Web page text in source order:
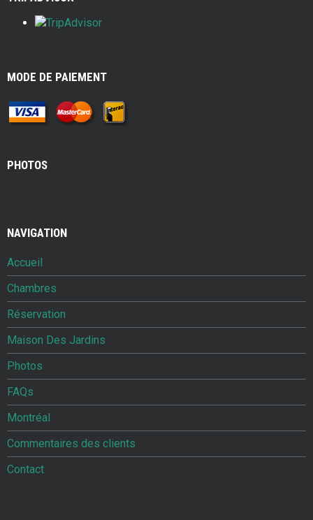
MODE DE PAIEMENT
PHOTOS
NAVIGATION
Accueil
Chambres
Réservation
Maison Des Jardins
Photos
FAQs
Montréal
Commentaires des clients
Contact